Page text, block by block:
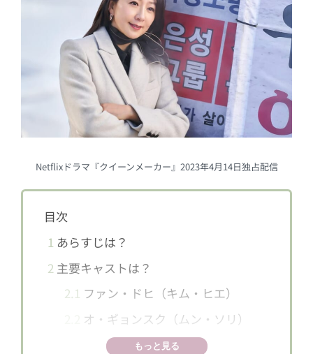
Netflixドラマ『クイーンメーカー』2023年4月14日独占配信
目次
1 あらすじは？
2 主要キャストは？
2.1 ファン・ドヒ（キム・ヒエ）
オ・ギョンスク（ムン・ソリ）
ペク・ジェミン（リュ・スヨン）
もっと見る